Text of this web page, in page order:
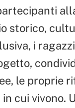
storico,
i
le proprie
cui vivono.